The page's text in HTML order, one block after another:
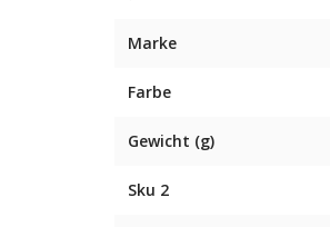
Marke
Farbe
Gewicht (g)
Sku 2